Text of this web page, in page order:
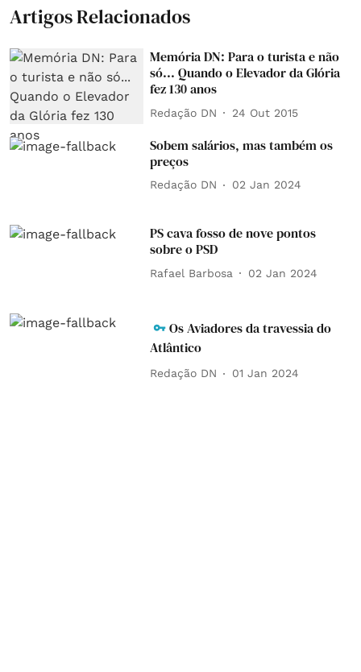
Artigos Relacionados
Memória DN: Para o turista e não
só... Quando o Elevador da Glória
fez 130 anos
Redação DN 24 Out 2015
Sobem salários, mas também os
preços
Redação DN 02 Jan 2024
PS cava fosso de nove pontos
sobre o PSD
Rafael Barbosa 02 Jan 2024
Os Aviadores da travessia do
Atlântico
Redação DN 01 Jan 2024